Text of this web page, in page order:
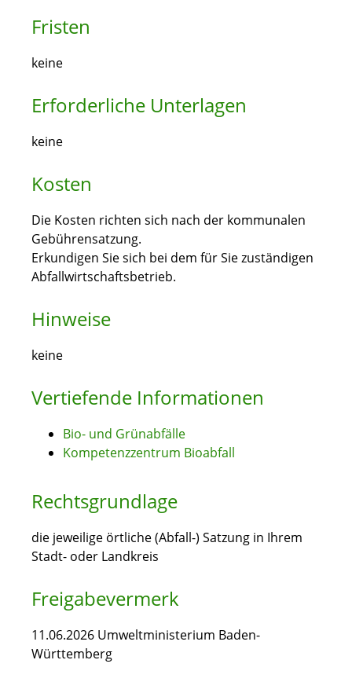
Fristen
keine
Erforderliche Unterlagen
keine
Kosten
Die Kosten richten sich nach der kommunalen
Gebührensatzung.
Erkundigen Sie sich bei dem für Sie zuständigen
Abfallwirtschaftsbetrieb.
Hinweise
keine
Vertiefende Informationen
Bio- und Grünabfälle
Kompetenzzentrum Bioabfall
Rechtsgrundlage
die jeweilige örtliche (Abfall-) Satzung in Ihrem
Stadt- oder Landkreis
Freigabevermerk
11.06.2026 Umweltministerium Baden-
Württemberg